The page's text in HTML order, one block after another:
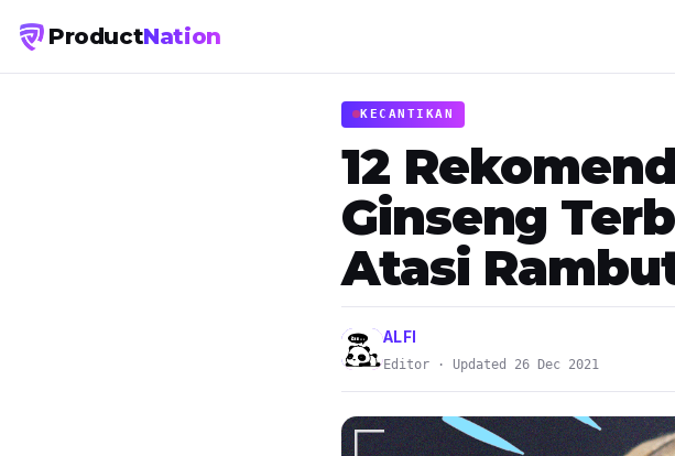
ProductNation
KECANTIKAN
12
Ginseng
Atasi
ALFI
Editor · Updated 26 Dec 2021